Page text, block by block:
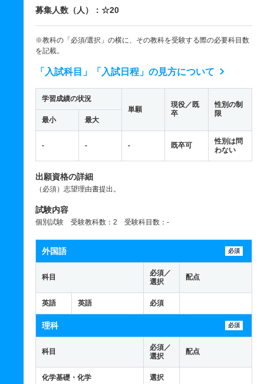
募集人数（人）：☆20
※教科の「必須/選択」の横に、その教科を受験する際の必要科目数
を記載。
「入試科目」「入試日程」の見方について
学習成績の状況
単願
現役／既
卒
性別の制
限
最小 最大
- - - 既卒可
性別は問
わない
出願資格の詳細
（必須）志望理由書提出。
試験内容
個別試験 受験教科数：2 受験科目数：-
外国語 必須
科目
必須／
選択
配点
英語 英語 必須
理科 必須
科目
必須／
選択
配点
化学基礎・化学 選択